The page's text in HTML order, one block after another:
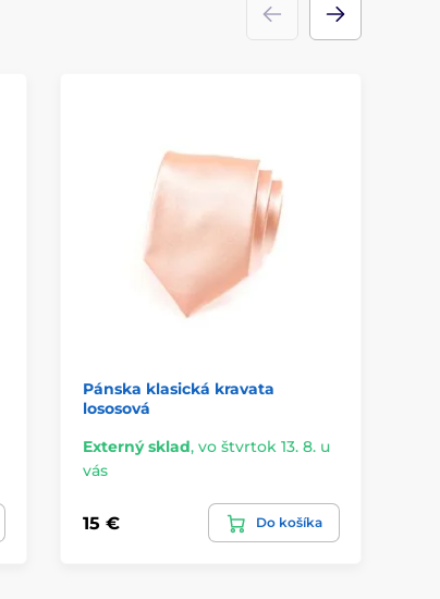
Pánska klasická kravata
lososová
Externý sklad, vo štvrtok 13. 8. u
vás
15 € Do košíka